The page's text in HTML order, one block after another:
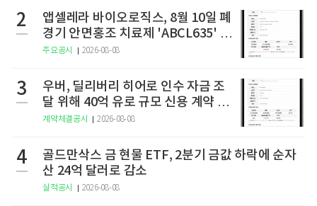
2
앱셀레라 바이오로직스, 8월 10일 폐
경기 안면홍조 치료제 'ABCL635' 임
상 2상 결과 발표
주요공시 2026-08-08
3
우버, 딜리버리 히어로 인수 자금 조
달 위해 40억 유로 규모 신용 계약 체
결
계약체결공시 2026-08-08
4
골드만삭스 금 현물 ETF, 2분기 금값 하락에 순자
산 24억 달러로 감소
실적공시 2026-08-08